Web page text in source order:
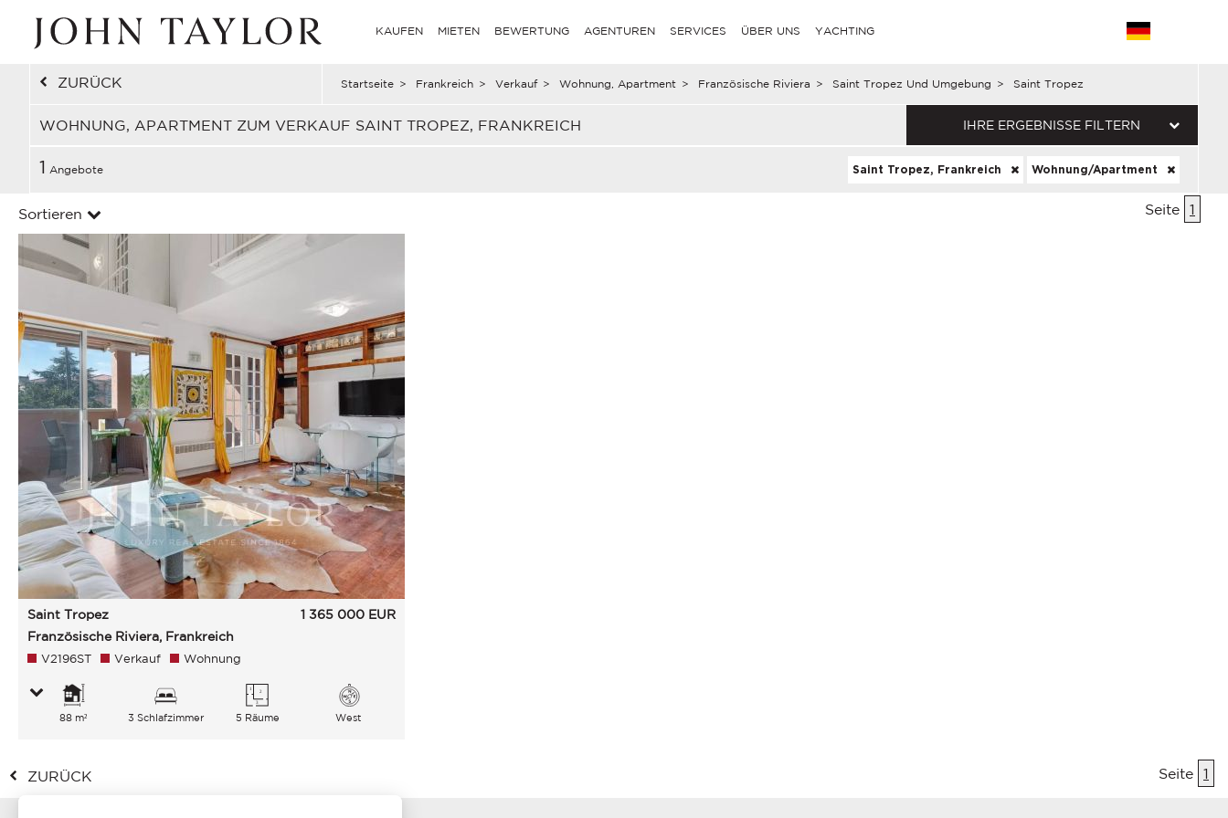
KAUFEN MIETEN BEWERTUNG AGENTUREN SERVICES ÜBER UNS YACHTING
ZURÜCK Startseite > Frankreich > Verkauf > Wohnung, Apartment > Französische Riviera > Saint Tropez Und Umgebung > Saint Tropez
WOHNUNG, APARTMENT ZUM VERKAUF SAINT TROPEZ, FRANKREICH IHRE ERGEBNISSE FILTERN
1 Angebote Saint Tropez, Frankreich Wohnung/Apartment
Sortieren Seite 1
Saint Tropez
Französische Riviera, Frankreich
1 365 000 EUR
V2196ST Verkauf Wohnung
88 m² 3 Schlafzimmer 5 Räume West
ZURÜCK Seite 1